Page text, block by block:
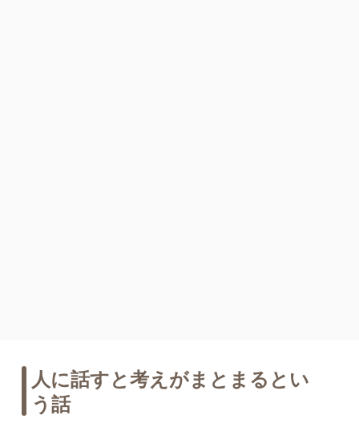
人に話すと考えがまとまるとい
う話